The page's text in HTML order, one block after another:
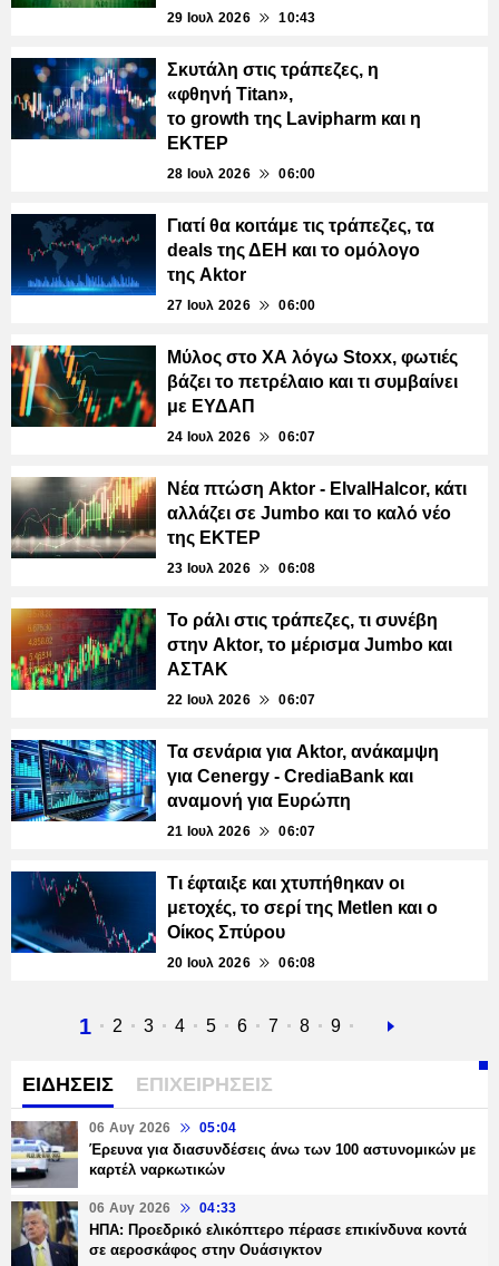
29 Ιουλ 2026 10:43
Σκυτάλη στις τράπεζες, η
«φθηνή Titan»,
το growth της Lavipharm και η
ΕΚΤΕΡ
28 Ιουλ 2026 06:00
Γιατί θα κοιτάμε τις τράπεζες, τα
deals της ΔΕΗ και το ομόλογο
της Aktor
27 Ιουλ 2026 06:00
Μύλος στο ΧΑ λόγω Stoxx, φωτιές
βάζει το πετρέλαιο και τι συμβαίνει
με ΕΥΔΑΠ
24 Ιουλ 2026 06:07
Νέα πτώση Aktor - ElvalHalcor, κάτι
αλλάζει σε Jumbo και το καλό νέο
της ΕΚΤΕΡ
23 Ιουλ 2026 06:08
Το ράλι στις τράπεζες, τι συνέβη
στην Aktor, το μέρισμα Jumbo και
ΑΣΤΑΚ
22 Ιουλ 2026 06:07
Τα σενάρια για Aktor, ανάκαμψη
για Cenergy - CrediaBank και
αναμονή για Ευρώπη
21 Ιουλ 2026 06:07
Τι έφταιξε και χτυπήθηκαν οι
μετοχές, το σερί της Metlen και ο
Οίκος Σπύρου
20 Ιουλ 2026 06:08
Τρέχουσα
1 Σελίδα
2 Σελίδα
3 Σελίδα
4 Σελίδα
5 Σελίδα
6 Σελίδα
7 Σελίδα
8 Σελίδα
9
Next
ΕΙΔΗΣΕΙΣ ΕΠΙΧΕΙΡΗΣΕΙΣ
06 Αυγ 2026 05:04
Έρευνα για διασυνδέσεις άνω των 100 αστυνομικών με
καρτέλ ναρκωτικών
06 Αυγ 2026 04:33
ΗΠΑ: Προεδρικό ελικόπτερο πέρασε επικίνδυνα κοντά
σε αεροσκάφος στην Ουάσιγκτον